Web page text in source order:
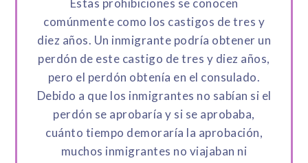
Estas prohibiciones se conocen
comúnmente como los castigos de tres y
diez años. Un inmigrante podría obtener un
perdón de este castigo de tres y diez años,
pero el perdón obtenía en el consulado.
Debido a que los inmigrantes no sabían si el
perdón se aprobaría y si se aprobaba,
cuánto tiempo demoraría la aprobación,
muchos inmigrantes no viajaban ni